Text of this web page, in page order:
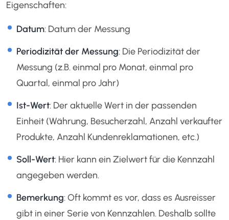
Eigenschaften:
Datum: Datum der Messung
Periodizität der Messung: Die Periodizität der
Messung (z.B. einmal pro Monat, einmal pro
Quartal, einmal pro Jahr)
Ist-Wert: Der aktuelle Wert in der passenden
Einheit (Währung, Besucherzahl, Anzahl verkaufter
Produkte, Anzahl Kundenreklamationen, etc.)
Soll-Wert: Hier kann ein Zielwert für die Kennzahl
angegeben werden.
Bemerkung: Oft kommt es vor, dass es Ausreisser
gibt in einer Serie von Kennzahlen. Deshalb sollte